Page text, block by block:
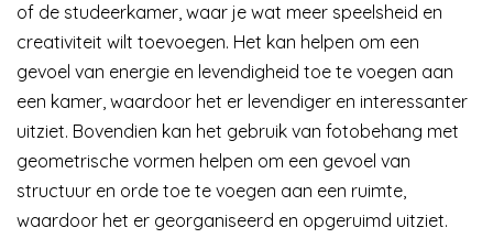
of de studeerkamer, waar je wat meer speelsheid en
creativiteit wilt toevoegen. Het kan helpen om een
gevoel van energie en levendigheid toe te voegen aan
een kamer, waardoor het er levendiger en interessanter
uitziet. Bovendien kan het gebruik van fotobehang met
geometrische vormen helpen om een gevoel van
structuur en orde toe te voegen aan een ruimte,
waardoor het er georganiseerd en opgeruimd uitziet.